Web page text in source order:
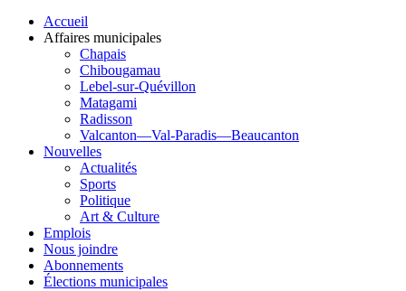
Accueil
Affaires municipales
Chapais
Chibougamau
Lebel-sur-Quévillon
Matagami
Radisson
Valcanton—Val-Paradis—Beaucanton
Nouvelles
Actualités
Sports
Politique
Art & Culture
Emplois
Nous joindre
Abonnements
Élections municipales